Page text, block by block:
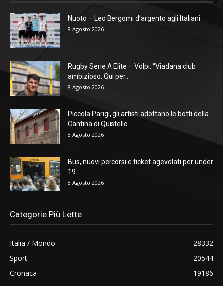
Nuoto – Leo Bergomi d’argento agli Italiani
8 Agosto 2026
Rugby Serie A Elite – Volpi: “Viadana club
ambizioso. Qui per...
8 Agosto 2026
Piccola Parigi, gli artisti adottano le botti della
Cantina di Quistello
8 Agosto 2026
Bus, nuovi percorsi e ticket agevolati per under
19
8 Agosto 2026
Categorie Più Lette
Italia / Mondo
28332
Sport
20544
Cronaca
19186